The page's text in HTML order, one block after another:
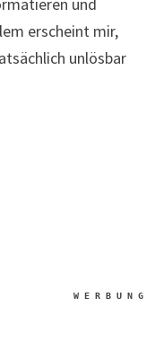
und
erscheint mir,
unlösbar
W E R B U N G